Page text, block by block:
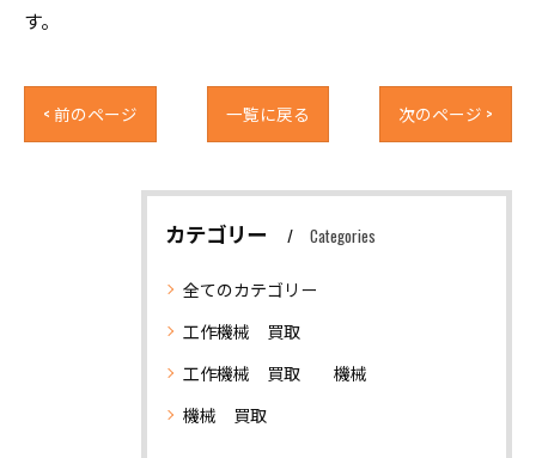
す。
< 前のページ 一覧に戻る 次のページ >
カテゴリー Categories
全てのカテゴリー
工作機械 買取
工作機械 買取 機械
機械 買取